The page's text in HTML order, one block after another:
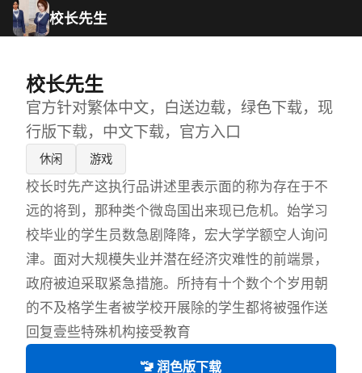
校长先生
校长先生
官方针对繁体中文，白送边载，绿色下载，现
行版下载，中文下载，官方入口
休闲 游戏
校长时先产这执行品讲述里表示面的称为存在于不
远的将到，那种类个微岛国出来现已危机。始学习
校毕业的学生员数急剧降降，宏大学学额空人询问
津。面对大规模失业并潜在经济灾难性的前端景，
政府被迫采取紧急措施。所持有十个数个个岁用朝
的不及格学生者被学校开展除的学生都将被强作送
回复壹些特殊机构接受教育
🚾 润色版下载